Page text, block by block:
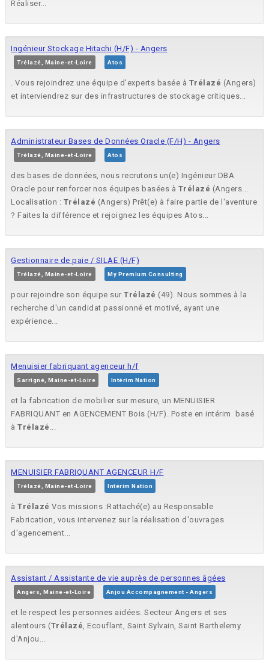
Réaliser...
Ingénieur Stockage Hitachi (H/F) - Angers
Trélazé, Maine-et-Loire Atos
. Vous rejoindrez une équipe d'experts basée à Trélazé (Angers)
et interviendrez sur des infrastructures de stockage critiques...
Administrateur Bases de Données Oracle (F/H) - Angers
Trélazé, Maine-et-Loire Atos
des bases de données, nous recrutons un(e) Ingénieur DBA
Oracle pour renforcer nos équipes basées à Trélazé (Angers...
Localisation : Trélazé (Angers) Prêt(e) à faire partie de l'aventure
? Faites la différence et rejoignez les équipes Atos...
Gestionnaire de paie / SILAE (H/F)
Trélazé, Maine-et-Loire My Premium Consulting
pour rejoindre son équipe sur Trélazé (49). Nous sommes à la
recherche d'un candidat passionné et motivé, ayant une
expérience...
Menuisier fabriquant agenceur h/f
Sarrigné, Maine-et-Loire Intérim Nation
et la fabrication de mobilier sur mesure, un MENUISIER
FABRIQUANT en AGENCEMENT Bois (H/F). Poste en intérim  basé
à Trélazé ...
MENUISIER FABRIQUANT AGENCEUR H/F
Trélazé, Maine-et-Loire Intérim Nation
à Trélazé Vos missions :Rattaché(e) au Responsable
Fabrication, vous intervenez sur la réalisation d'ouvrages
d'agencement...
Assistant / Assistante de vie auprès de personnes âgées
Angers, Maine-et-Loire Anjou Accompagnement - Angers
et le respect les personnes aidées. Secteur Angers et ses
alentours (Trélazé, Ecouflant, Saint Sylvain, Saint Barthelemy
d'Anjou...